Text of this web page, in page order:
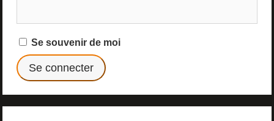
Se souvenir de moi